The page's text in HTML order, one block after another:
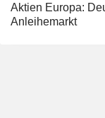
Aktien Europa:
Anleihemarkt